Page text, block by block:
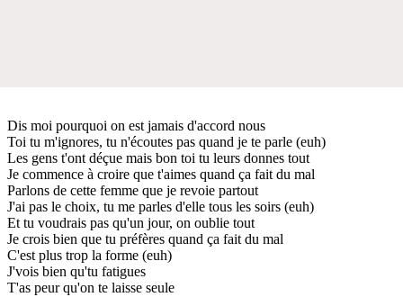
Dis moi pourquoi on est jamais d'accord nous
Toi tu m'ignores, tu n'écoutes pas quand je te parle (euh)
Les gens t'ont déçue mais bon toi tu leurs donnes tout
Je commence à croire que t'aimes quand ça fait du mal
Parlons de cette femme que je revoie partout
J'ai pas le choix, tu me parles d'elle tous les soirs (euh)
Et tu voudrais pas qu'un jour, on oublie tout
Je crois bien que tu préfères quand ça fait du mal
C'est plus trop la forme (euh)
J'vois bien qu'tu fatigues
T'as peur qu'on te laisse seule